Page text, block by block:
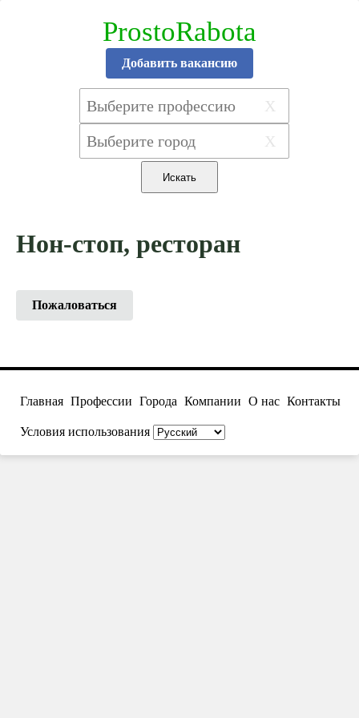
ProstoRabota
Добавить вакансию
X
X
Нон-стоп, ресторан
Пожаловаться
Главная Профессии Города Компании О нас Контакты
Условия использования